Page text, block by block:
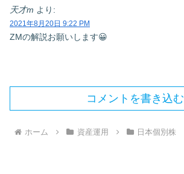
天才m より:
2021年8月20日 9:22 PM
ZMの解説お願いします😀
コメントを書き込む
ホーム 資産運用 日本個別株